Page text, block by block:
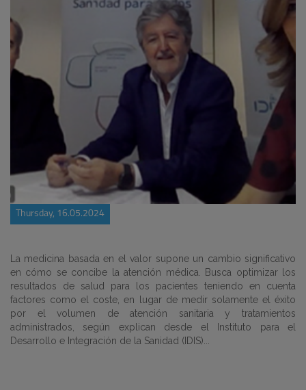
Thursday, 16.05.2024
La medicina basada en el valor supone un cambio significativo
en cómo se concibe la atención médica. Busca optimizar los
resultados de salud
para los pacientes teniendo en cuenta
factores como el coste, en lugar de medir solamente el éxito
por el volumen de atención sanitaria y tratamientos
administrados, según explican desde el Instituto para el
Desarrollo e Integración de la Sanidad (IDIS)...